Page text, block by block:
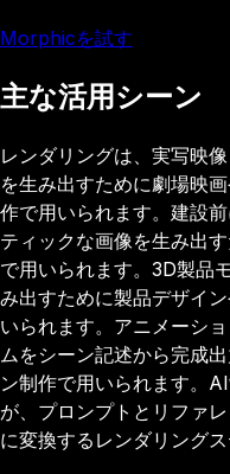
Morphicを試す
主な活用シーン
レンダリングは、実写映
を生み出すために劇場映
作で用いられます。建設
ティックな画像を生み出
で用いられます。3D製品
み出すために製品デザイ
いられます。アニメーシ
ムをシーン記述から完成
ン制作で用いられます。
が、プロンプトとリファ
に変換するレンダリングス